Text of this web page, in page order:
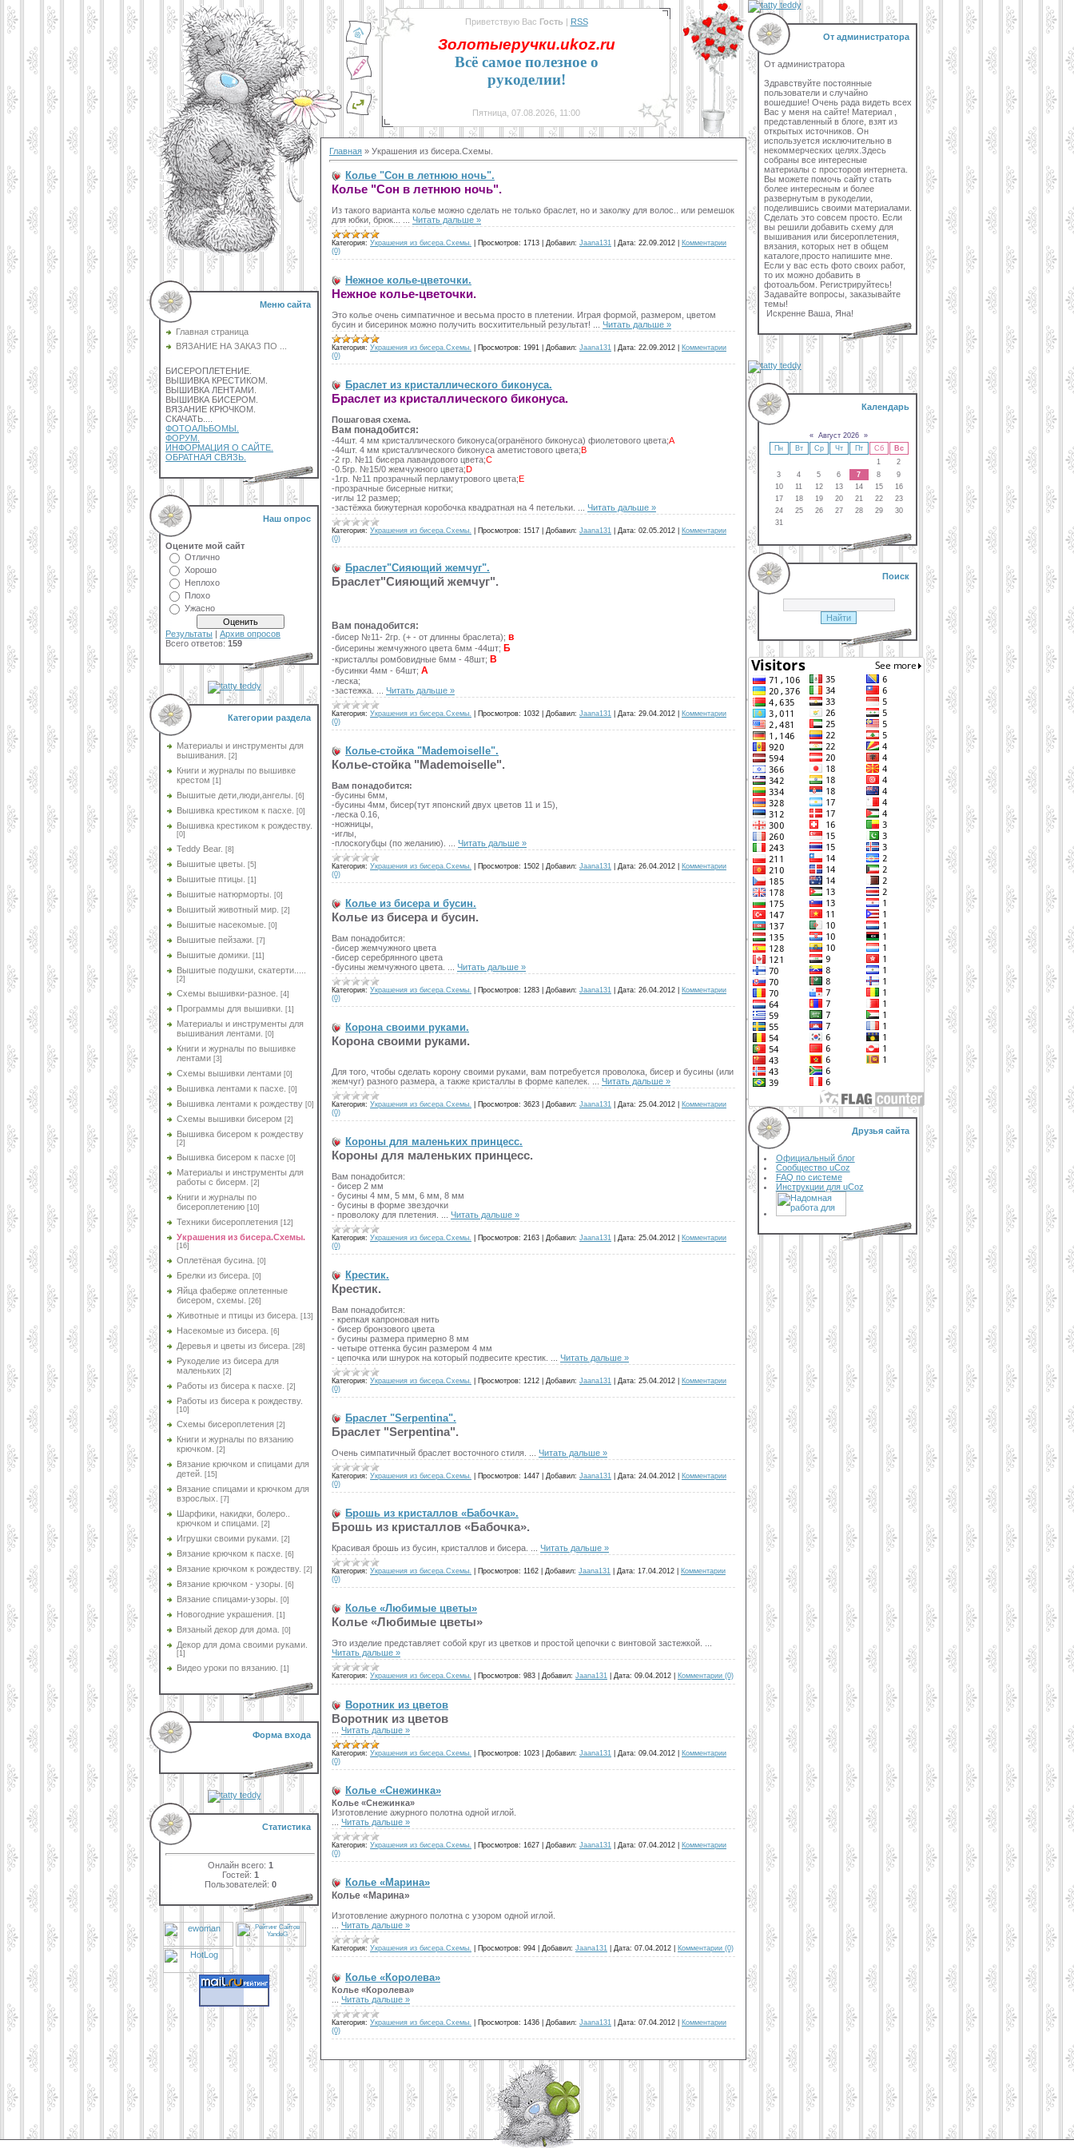
Меню сайта
Главная страница
ВЯЗАНИЕ НА ЗАКАЗ ПО ...
БИСЕРОПЛЕТЕНИЕ.
ВЫШИВКА КРЕСТИКОМ.
ВЫШИВКА ЛЕНТАМИ.
ВЫШИВКА БИСЕРОМ.
ВЯЗАНИЕ КРЮЧКОМ.
СКАЧАТЬ....
ФОТОАЛЬБОМЫ.
ФОРУМ.
ИНФОРМАЦИЯ О САЙТЕ.
ОБРАТНАЯ СВЯЗЬ.
Наш опрос
Оцените мой сайт
Отлично
Хорошо
Неплохо
Плохо
Ужасно
Результаты | Архив опросов
Всего ответов: 159
Категории раздела
Материалы и инструменты для
вышивания.
[2]
Книги и журналы по вышивке
крестом [1]
Вышитые дети,люди,ангелы. [6]
Вышивка крестиком к пасхе. [0]
Вышивка крестиком к рождеству.
[0]
Teddy Bear. [8]
Вышитые цветы. [5]
Вышитые птицы. [1]
Вышитые натюрморты. [0]
Вышитый животный мир. [2]
Вышитые насекомые. [0]
Вышитые пейзажи. [7]
Вышитые домики. [11]
Вышитые подушки, скатерти.....
[2]
Схемы вышивки-разное. [4]
Программы для вышивки. [1]
Материалы и инструменты для
вышивания лентами.
[0]
Книги и журналы по вышивке
лентами [3]
Схемы вышивки лентами [0]
Вышивка лентами к пасхе. [0]
Вышивка лентами к рождеству [0]
Схемы вышивки бисером [2]
Вышивка бисером к рождеству
[2]
Вышивка бисером к пасхе [0]
Материалы и инструменты для
работы с бисерм.
[2]
Книги и журналы по
бисероплетению [10]
Техники бисероплетения [12]
Украшения из бисера.Схемы.
[16]
Оплетёная бусина. [0]
Брелки из бисера. [0]
Яйца фаберже оплетенные
бисером, схемы.
[26]
Животные и птицы из бисера. [13]
Насекомые из бисера. [6]
Деревья и цветы из бисера. [28]
Рукоделие из бисера для
маленьких [2]
Работы из бисера к пасхе. [2]
Работы из бисера к рождеству.
[10]
Схемы бисероплетения [2]
Книги и журналы по вязанию
крючком.
[2]
Вязание крючком и спицами для
детей.
[15]
Вязание спицами и крючком для
взрослых.
[7]
Шарфики, накидки, болеро..
крючком и спицами.
[2]
Игрушки своими руками. [2]
Вязание крючком к пасхе. [6]
Вязание крючком к рождеству. [2]
Вязание крючком - узоры. [6]
Вязание спицами-узоры. [0]
Новогодние украшения. [1]
Вязаный декор для дома. [0]
Декор для дома своими руками.
[1]
Видео уроки по вязанию. [1]
Форма входа
Статистика
Онлайн всего: 1
Гостей: 1
Пользователей: 0
Приветствую Вас Гость | RSS
Золотыеручки.ukoz.ru
Всё самое полезное о
рукоделии!
Пятница, 07.08.2026, 11:00
Главная » Украшения из бисера.Схемы.
Колье "Сон в летнюю ночь".
Колье "Сон в летнюю ночь".
Из такого варианта колье можно сделать не только браслет, но и заколку для волос.. или ремешок
для юбки, брюк...
Читать дальше »
Категория: Украшения из бисера.Схемы. Просмотров: 1713 Добавил: Jaana131 Дата: 22.09.2012
Комментарии
(0)
Нежное колье-цветочки.
Нежное колье-цветочки.
Это колье очень симпатичное и весьма просто в плетении. Играя формой, размером, цветом
бусин и бисеринок можно получить восхитительный результат!
Читать дальше »
Категория: Украшения из бисера.Схемы. Просмотров: 1991 Добавил: Jaana131 Дата: 22.09.2012
Комментарии
(0)
Браслет из кристаллического биконуса.
Браслет из кристаллического биконуса.
Пошаговая схема.
Вам понадобится:
-44шт. 4 мм кристаллического биконуса(огранёного биконуса) фиолетового цвета;A
-44шт. 4 мм кристаллического биконуса аметистового цвета;B
-2 гр. №11 бисера лавандового цвета;C
-0.5гр. №15/0 жемчужного цвета;D
-1гр. №11 прозрачный перламутрового цвета;Е
-прозрачные бисерные нитки;
-иглы 12 размер;
-застёжка бижутерная коробочка квадратная на 4 петельки.
Читать дальше »
Категория: Украшения из бисера.Схемы. Просмотров: 1517 Добавил: Jaana131 Дата: 02.05.2012
Комментарии
(0)
Браслет"Сияющий жемчуг".
Браслет"Сияющий жемчуг".
Вам понадобится:
-бисер №11- 2гр. (+ - от длинны браслета); в
-бисерины жемчужного цвета 6мм -44шт; Б
-кристаллы ромбовидные 6мм - 48шт; В
-бусинки 4мм - 64шт; А
-леска;
-застежка.
Читать дальше »
Категория: Украшения из бисера.Схемы. Просмотров: 1032 Добавил: Jaana131 Дата: 29.04.2012
Комментарии
(0)
Колье-стойка "Mademoiselle".
Колье-стойка "Mademoiselle".
Вам понадобится:
-бусины 6мм,
-бусины 4мм, бисер(тут японский двух цветов 11 и 15),
-леска 0.16,
-ножницы,
-иглы,
-плоскогубцы (по желанию).
Читать дальше »
Категория: Украшения из бисера.Схемы. Просмотров: 1502 Добавил: Jaana131 Дата: 26.04.2012
Комментарии
(0)
Колье из бисера и бусин.
Колье из бисера и бусин.
Вам понадобится:
-бисер жемчужного цвета
-бисер серебрянного цвета
-бусины жемчужного цвета.
Читать дальше »
Категория: Украшения из бисера.Схемы. Просмотров: 1283 Добавил: Jaana131 Дата: 26.04.2012
Комментарии
(0)
Корона своими руками.
Корона своими руками.
Для того, чтобы сделать корону своими руками, вам потребуется проволока, бисер и бусины (или
жемчуг) разного размера, а также кристаллы в форме капелек.
Читать дальше »
Категория: Украшения из бисера.Схемы. Просмотров: 3623 Добавил: Jaana131 Дата: 25.04.2012
Комментарии
(0)
Короны для маленьких принцесс.
Короны для маленьких принцесс.
Вам понадобится:
- бисер 2 мм
- бусины 4 мм, 5 мм, 6 мм, 8 мм
- бусины в форме звездочки
- проволоку для плетения.
Читать дальше »
Категория: Украшения из бисера.Схемы. Просмотров: 2163 Добавил: Jaana131 Дата: 25.04.2012
Комментарии
(0)
Крестик.
Крестик.
Вам понадобится:
- крепкая капроновая нить
- бисер бронзового цвета
- бусины размера примерно 8 мм
- четыре оттенка бусин размером 4 мм
- цепочка или шнурок на который подвесите крестик.
Читать дальше »
Категория: Украшения из бисера.Схемы. Просмотров: 1212 Добавил: Jaana131 Дата: 25.04.2012
Комментарии
(0)
Браслет "Serpentina".
Браслет "Serpentina".
Очень симпатичный браслет восточного стиля. Читать дальше »
Категория: Украшения из бисера.Схемы. Просмотров: 1447 Добавил: Jaana131 Дата: 24.04.2012
Комментарии
(0)
Брошь из кристаллов «Бабочка».
Брошь из кристаллов «Бабочка».
Красивая брошь из бусин, кристаллов и бисера. Читать дальше »
Категория: Украшения из бисера.Схемы. Просмотров: 1162 Добавил: Jaana131 Дата: 17.04.2012
Комментарии
(0)
Колье «Любимые цветы»
Колье «Любимые цветы»
Это изделие представляет собой круг из цветков и простой цепочки с винтовой застежкой.
Читать дальше »
Категория: Украшения из бисера.Схемы. Просмотров: 983 Добавил: Jaana131 Дата: 09.04.2012 Комментарии (0)
Воротник из цветов
Воротник из цветов
Читать дальше »
Категория: Украшения из бисера.Схемы. Просмотров: 1023 Добавил: Jaana131 Дата: 09.04.2012
Комментарии
(0)
Колье «Снежинка»
Колье «Снежинка»
Изготовление ажурного полотна одной иглой.
Читать дальше »
Категория: Украшения из бисера.Схемы. Просмотров: 1627 Добавил: Jaana131 Дата: 07.04.2012
Комментарии
(0)
Колье «Марина»
Колье «Марина»
Изготовление ажурного полотна с узором одной иглой.
Читать дальше »
Категория: Украшения из бисера.Схемы. Просмотров: 994 Добавил: Jaana131 Дата: 07.04.2012 Комментарии (0)
Колье «Королева»
Колье «Королева»
Читать дальше »
Категория: Украшения из бисера.Схемы. Просмотров: 1436 Добавил: Jaana131 Дата: 07.04.2012
Комментарии
(0)
От администратора
От администратора
Здравствуйте постоянные
пользователи и случайно
вошедшие! Очень рада видеть всех
Вас у меня на сайте! Материал ,
представленный в блоге, взят из
открытых источников. Он
используется исключительно в
некоммерческих целях.Здесь
собраны все интересные
материалы с просторов интернета.
Вы можете помочь сайту стать
более интересным и более
развернутым в рукоделии,
поделившись своими материалами.
Сделать это совсем просто. Если
вы решили добавить схему для
вышивания или бисероплетения,
вязания, которых нет в общем
каталоге,просто напишите мне.
Если у вас есть фото своих работ,
то их можно добавить в
фотоальбом. Регистрируйтесь!
Задавайте вопросы, заказывайте
темы!
Искренне Ваша, Яна!
Календарь
« Август 2026 »
Пн
Вт Ср Чт Пт Сб
Вс
1
2
3
4 5 6 7 8
9
10
11 12 13 14 15
16
17
18 19 20 21 22
23
24
25 26 27 28 29
30
31
Поиск
Друзья сайта
Официальный блог
Сообщество uCoz
FAQ по системе
Инструкции для uCoz